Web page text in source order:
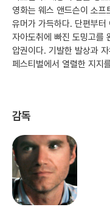
영화는 웨스 앤드슨이 소
유머가 가득하다. 단편부터
자아도취에 빠진 도밍고를
압권이다. 기발한 발상과
페스티벌에서 열렬한 지지
감독